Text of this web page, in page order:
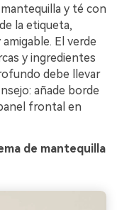
y té con
la etiqueta,
El verde
y ingredientes
debe llevar
añade borde
frontal en
de mantequilla